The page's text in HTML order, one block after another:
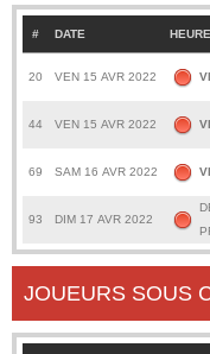
# DATE
20 VEN 15 AVR 2022
44 VEN 15 AVR 2022
69 SAM 16 AVR 2022
93 DIM 17 AVR 2022
JOUEURS SOUS